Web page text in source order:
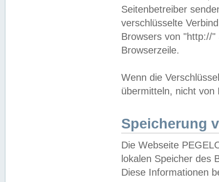
Seitenbetreiber
verschlüsselte
Browsers von "http://
Browserzeile.
Wenn die
übermitteln, nicht von
Speicherung
Die Webseite
lokalen Speicher des
Diese Informationen